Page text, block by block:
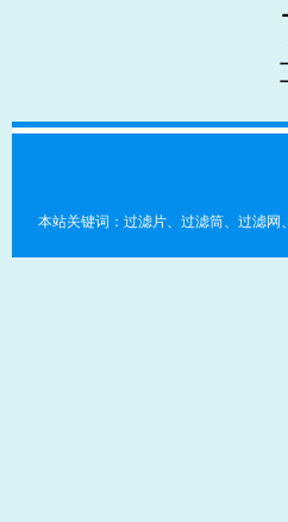
本站关键词：过滤片、过滤筒、过滤